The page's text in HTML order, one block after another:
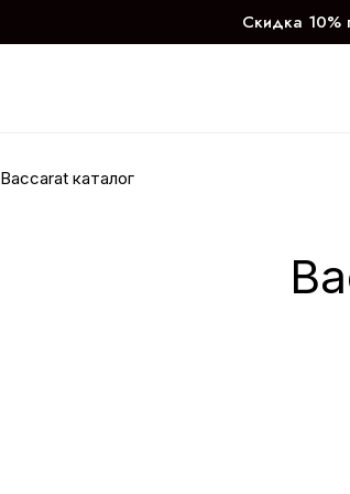
Скидка 10%
Baccarat каталог